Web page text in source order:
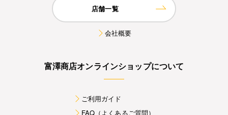
店舗一覧
会社概要
富澤商店オンラインショップについて
ご利用ガイド
FAQ（よくあるご質問）